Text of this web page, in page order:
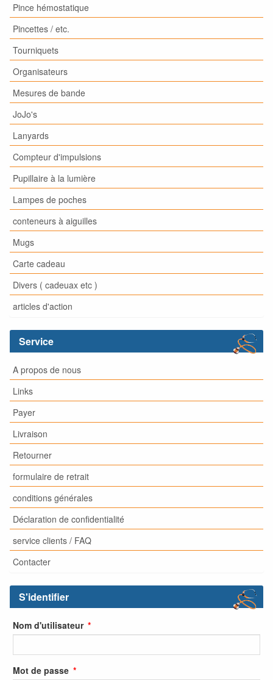
Pince hémostatique
Pincettes / etc.
Tourniquets
Organisateurs
Mesures de bande
JoJo's
Lanyards
Compteur d'impulsions
Pupillaire à la lumière
Lampes de poches
conteneurs à aiguilles
Mugs
Carte cadeau
Divers ( cadeuax etc )
articles d'action
Service
A propos de nous
Links
Payer
Livraison
Retourner
formulaire de retrait
conditions générales
Déclaration de confidentialité
service clients / FAQ
Contacter
S'identifier
Nom d'utilisateur
Mot de passe